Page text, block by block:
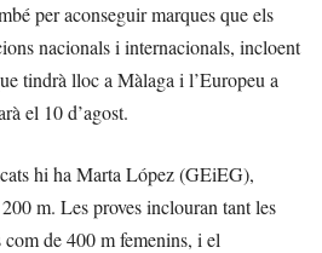
per aconseguir marques que els
nacionals i internacionals, incloent
tindrà lloc a Màlaga i l’Europeu a
el 10 d’agost.
hi ha Marta López (GEiEG),
m. Les proves inclouran tant les
de 400 m femenins, i el